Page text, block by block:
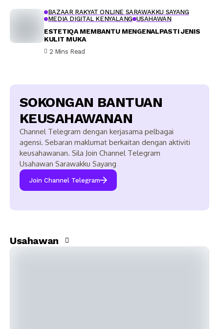
BAZAAR RAKYAT ONLINE SARAWAKKU SAYANG
MEDIA DIGITAL KENYALANG USAHAWAN
ESTETIQA MEMBANTU MENGENALPASTI JENIS
KULIT MUKA
2 Mins Read
SOKONGAN BANTUAN
KEUSAHAWANAN
Channel Telegram dengan kerjasama pelbagai
agensi. Sebaran maklumat berkaitan dengan aktiviti
keusahawanan. Sila Join Channel Telegram
Usahawan Sarawakku Sayang
Join Channel Telegram
Usahawan